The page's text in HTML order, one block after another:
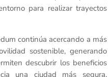
para realizar trayectos
continúa acercando a más
sostenible, generando
descubrir los beneficios
una ciudad más segura,